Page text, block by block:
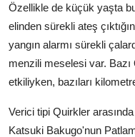
Özellikle de küçük yaşta
elinden sürekli ateş
yangın alarmı sürekli
menzili meselesi var.
etkiliyken, bazıları
Verici tipi Quirkler
Katsuki Bakugo'nun